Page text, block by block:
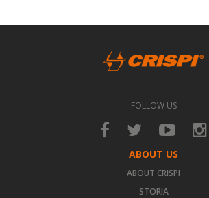
FOLLOW US
ABOUT US
ABOUT CRISPI
STORIA